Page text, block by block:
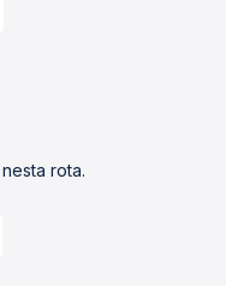
rota.